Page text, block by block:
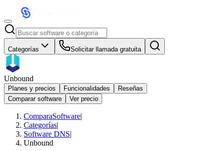
Categorías Solicitar llamada gratuita
Unbound
Planes y precios Funcionalidades
Reseñas
Comparar software
Ver precio
ComparaSoftware|
Categorías|
Software DNS|
Unbound